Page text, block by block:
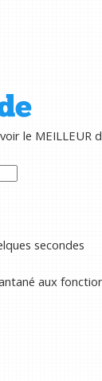
le
secondes
aux